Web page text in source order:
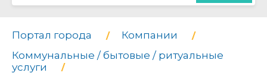
Портал города
Компании
Коммунальные / бытовые / ритуальные
услуги